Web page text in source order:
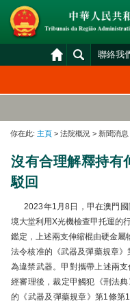
聯絡我
法院概況
案件分發及排期
統計資料
財產申報查閱
下載區
法院電子平台
你在此: 主頁 > 法院概況 > 新聞消息
沒有合理解釋持有
駁回
2023年1月8日，甲在澳門國
境大堂利用X光機檢查甲托運的
鑑定，上述兩支伸縮棍由硬金
法令核准的《武器及彈藥規章
為違禁武器。甲對攜帶上述兩
經審理後，裁定甲觸犯《刑法
的《武器及彈藥規章》第1條第